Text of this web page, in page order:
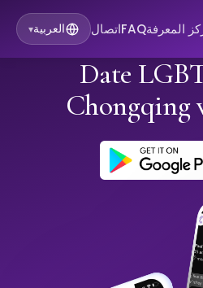
المعرفةFAQاتصال العربية▾
Date